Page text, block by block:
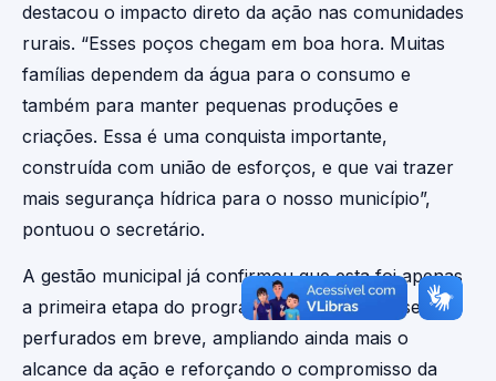
destacou o impacto direto da ação nas comunidades
rurais. “Esses poços chegam em boa hora. Muitas
famílias dependem da água para o consumo e
também para manter pequenas produções e
criações. Essa é uma conquista importante,
construída com união de esforços, e que vai trazer
mais segurança hídrica para o nosso município”,
pontuou o secretário.
A gestão municipal já confirmou que esta foi apenas
a primeira etapa do programa. Novos poços serão
perfurados em breve, ampliando ainda mais o
alcance da ação e reforçando o compromisso da